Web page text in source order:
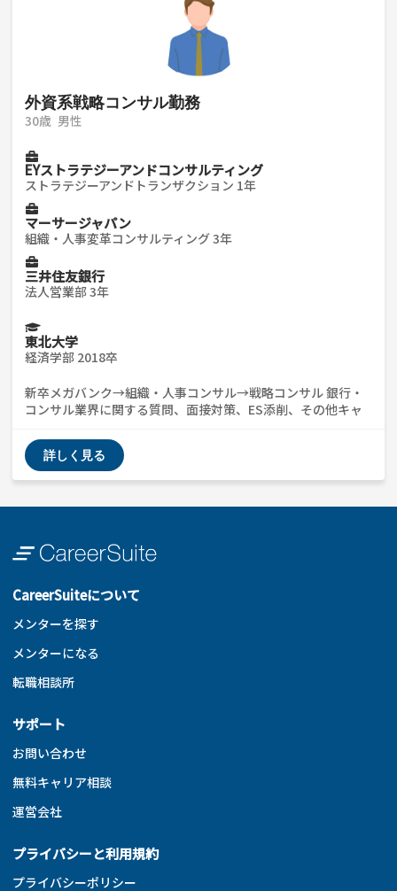
外資系戦略コンサル勤務
30歳 男性
EYストラテジーアンドコンサルティング
ストラテジーアンドトランザクション 1年
マーサージャパン
組織・人事変革コンサルティング 3年
三井住友銀行
法人営業部 3年
東北大学
経済学部 2018卒
新卒メガバンク→組織・人事コンサル→戦略コンサル 銀行・
コンサル業界に関する質問、面接対策、ES添削、その他キャ
転職活動にかかるざっくばらんな質問でもWelcomeです（中
国語、英語対応可） ぜひお気軽にご相談ください！
詳しく見る
CareerSuiteについて
メンターを探す
メンターになる
転職相談所
サポート
お問い合わせ
無料キャリア相談
運営会社
プライバシーと利用規約
プライバシーポリシー